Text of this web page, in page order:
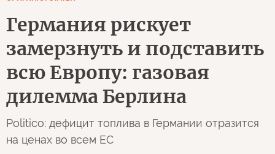
Германия рискует
замерзнуть и подставить
всю Европу: газовая
дилемма Берлина
Politico: дефицит топлива в Германии отразится
на ценах во всем ЕС